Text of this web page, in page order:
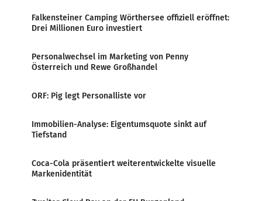
Falkensteiner Camping Wörthersee offiziell eröffnet:
Drei Millionen Euro investiert
Personalwechsel im Marketing von Penny
Österreich und Rewe Großhandel
ORF: Pig legt Personalliste vor
Immobilien-Analyse: Eigentumsquote sinkt auf
Tiefstand
Coca-Cola präsentiert weiterentwickelte visuelle
Markenidentität